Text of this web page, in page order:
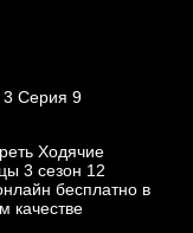
3 Серия 9